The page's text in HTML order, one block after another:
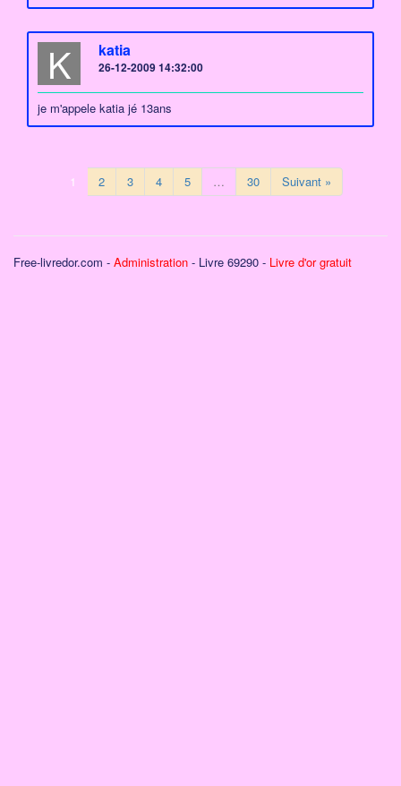
K katia
26-12-2009 14:32:00
je m'appele katia jé 13ans
1 2 3 4 5 … 30 Suivant »
Free-livredor.com - Administration - Livre 69290 - Livre d'or gratuit